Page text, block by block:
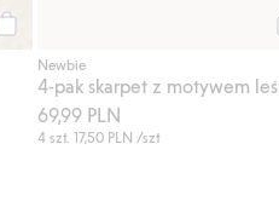
Kup
Newbie
69,99 PLN
4 szt. 17,50 PLN /szt